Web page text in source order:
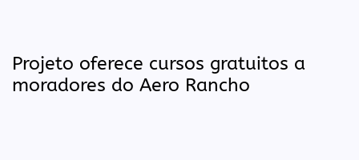
Projeto oferece cursos gratuitos a
moradores do Aero Rancho